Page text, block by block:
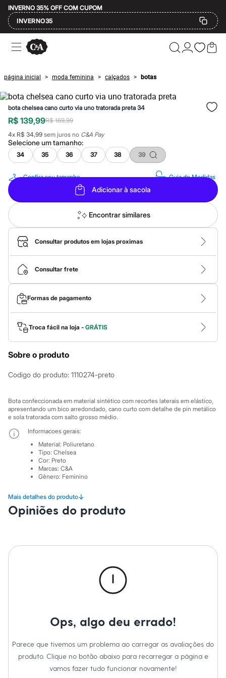
INVERNO 35% OFF COM CUPOM
INVERNO35
Ofertas
Compre por Departamento
Masculino
Infantil
Calçados
Mindse7
Plus Size
Até 20% off
Até 40% off
Até 60% off
A partir de 60% off
Feminino
Em alta
Inverno
Alfaiataria
Novidades
Roupas
Blusas e Camisetas
Básicos
Calças
Casacos e Jaquetas
Jeans
Macacões
Saias
Shorts e Bermudas
Vestidos
Acessórios
Bolsas
Bonés e Chapéus
Cintos
Óculos
Relógios
Calçados
Chinelos
Rasteirinhas
Sapatilhas
Tênis
Marcas
City
Clock House
Mindset
Sawary
Yessica
Moda esportiva
Acessórios
Calçados
Leggings
Shorts e Bermudas
Calcinhas
Cintas e Modeladores
Saídas de praia
Personagens
Blusas e Camisetas
Calças
Casacos e Jaquetas
página inicial > moda feminina > calçados > botas
bota chelsea cano curto via uno tratorada preta 34
R$ 139,99R$ 169,99
4x R$ 34,99 sem juros no C&A Pay
Selecione umtamanho:
34 35 36 37 38 39
Confira seu tamanho Guia de Medidas
Adicionar à sacola
Encontrar similares
Consultar produtos em lojas proximas
Consultar frete
Formas de pagamento
Troca fácil na loja - GRÁTIS
Sobre o produto
Codigo do produto: 1110274-preto
Bota confeccionada em material sintético com recortes laterais em elástico,
apresentando um bico arredondado, cano curto com detalhe de pin metálico
e sola tratorada com salto grosso médio.
Mais detalhes do produto↓
Informacoes gerais:
Material: Poliuretano
Tipo: Chelsea
Cor: Preto
Marcas: C&A
Gênero: Feminino
Opiniões do produto
Ops, algo deu errado!
Parece que tivemos um problema ao carregar as avaliações do
produto. Clique no botão abaixo para recarregar a página e
vamos fazer tudo funcionar novamente!